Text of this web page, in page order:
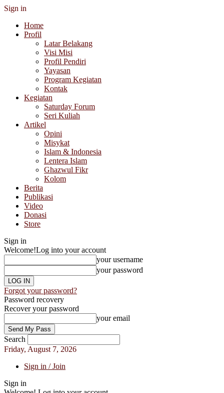
Sign in
Home
Profil
Latar Belakang
Visi Misi
Profil Pendiri
Yayasan
Program Kegiatan
Kontak
Kegiatan
Saturday Forum
Seri Kuliah
Artikel
Opini
Misykat
Islam & Indonesia
Lentera Islam
Ghazwul Fikr
Kolom
Berita
Publikasi
Video
Donasi
Store
Sign in
Welcome!Log into your account
your username
your password
Forgot your password?
Password recovery
Recover your password
your email
Search
Friday, August 7, 2026
Sign in / Join
Sign in